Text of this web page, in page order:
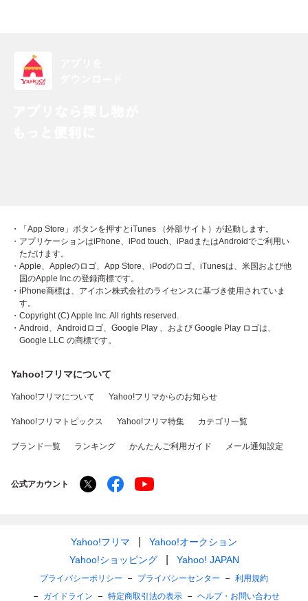
・「App Store」ボタンを押すとiTunes （外部サイト）が起動します。
・アプリケーションはiPhone、iPod touch、iPadまたはAndroidでご利用い
ただけます。
・Apple、Appleのロゴ、App Store、iPodのロゴ、iTunesは、米国および他
国のApple Inc.の登録商標です。
・iPhone商標は、アイホン株式会社のライセンスに基づき使用されていま
す。
・Copyright (C) Apple Inc. All rights reserved.
・Android、Androidロゴ、Google Play 、および Google Play ロゴは、
Google LLC の商標です。
Yahoo!フリマについて
Yahoo!フリマについて Yahoo!フリマからのお知らせ
Yahoo!フリマトピックス Yahoo!フリマ特集 カテゴリ一覧
ブランド一覧 ランキング かんたんご利用ガイド メール通知設定
公式アカウント
Yahoo!フリマ
Yahoo!オークション
Yahoo!ショッピング
Yahoo! JAPAN
プライバシーポリシー プライバシーセンター
利用規約
ガイドライン
特定商取引法の表示 ヘルプ・お問い合わせ